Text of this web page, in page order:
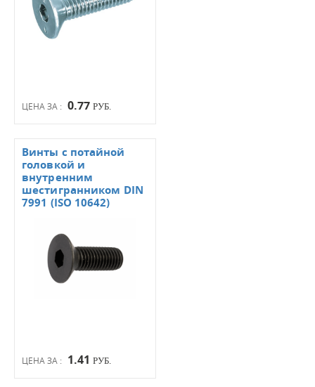
ЦЕНА ЗА : 0.77 РУБ.
ЦЕНА ЗА : 1.41 РУБ.
Винты с потайной
головкой и
внутренним
шестигранником DIN
7991 (ISO 10642)